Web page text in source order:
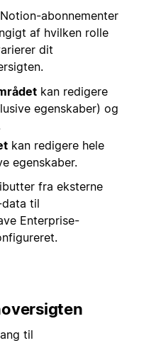
abonnementer
af hvilken rolle
dit
kan redigere
egenskaber) og
kan redigere hele
egenskaber.
fra eksterne
data til
Enterprise-
til